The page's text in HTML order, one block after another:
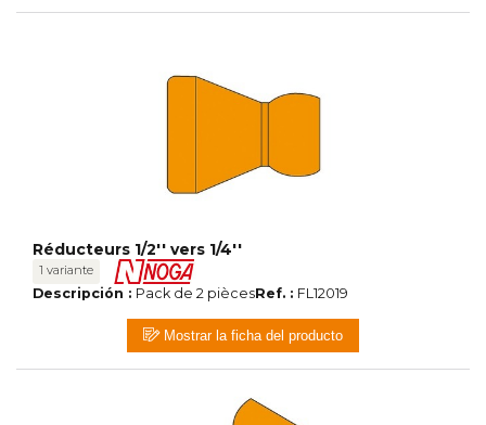
Réducteurs 1/2'' vers 1/4''
1 variante
Descripción : Pack de 2 piècesRef. : FL12019
Mostrar la ficha del producto